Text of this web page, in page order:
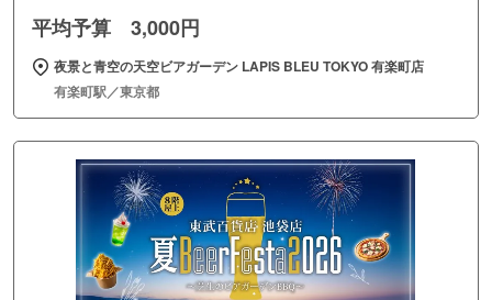
平均予算 3,000円
夜景と青空の天空ビアガーデン LAPIS BLEU TOKYO 有楽町店
有楽町駅／東京都